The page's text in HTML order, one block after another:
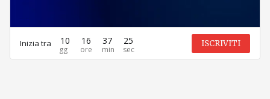
Inizia tra 10 16 37 25 ISCRIVITI